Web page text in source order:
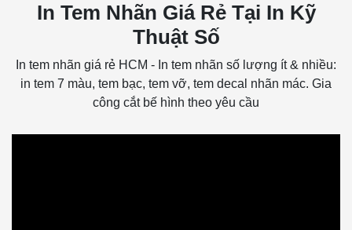
In Tem Nhãn Giá Rẻ Tại In Kỹ
Thuật Số
In tem nhãn giá rẻ HCM - In tem nhãn số lượng ít & nhiều:
in tem 7 màu, tem bạc, tem vỡ, tem decal nhãn mác. Gia
công cắt bế hình theo yêu cầu